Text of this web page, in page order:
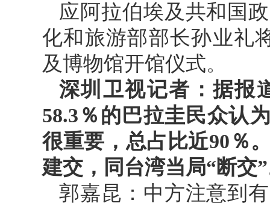
应阿拉伯埃及共和国
化和旅游部部长孙业礼
及博物馆开馆仪式。
深圳卫视记者：据报
58.3％的巴拉圭民众认
很重要，总占比近90％
建交，同台湾当局“断交
郭嘉昆：中方注意到